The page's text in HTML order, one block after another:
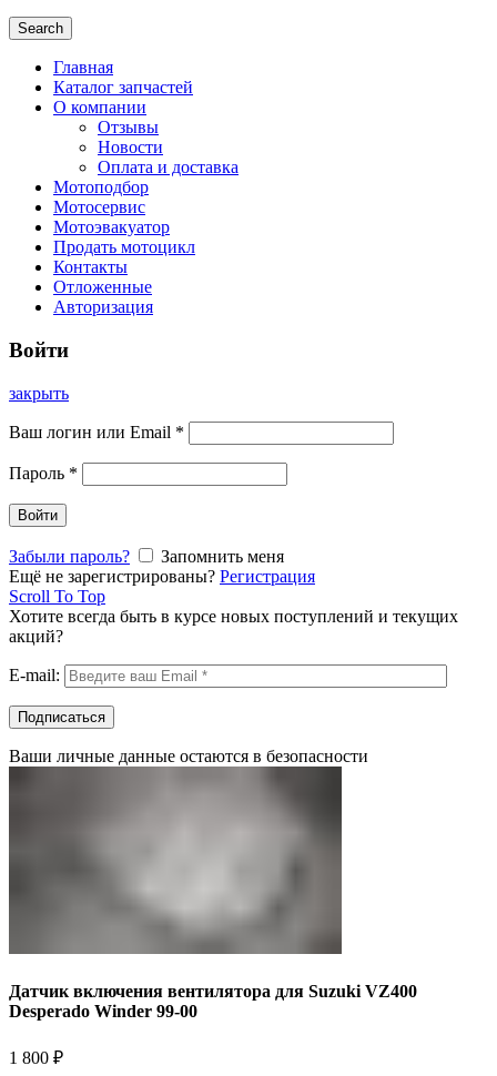
Search
Главная
Каталог запчастей
О компании
Отзывы
Новости
Оплата и доставка
Мотоподбор
Мотосервис
Мотоэвакуатор
Продать мотоцикл
Контакты
Отложенные
Авторизация
Войти
закрыть
Ваш логин или Email *
Пароль *
Войти
Забыли пароль?
Запомнить меня
Ещё не зарегистрированы? Регистрация
Scroll To Top
Хотите всегда быть в курсе новых поступлений и текущих
акций?
E-mail:
Ваши личные данные остаются в безопасности
Датчик включения вентилятора для Suzuki VZ400
Desperado Winder 99-00
1 800 ₽